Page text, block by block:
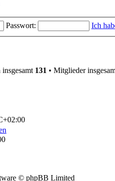
Passwort: Ich
insgesamt 131 • Mitglieder
© phpBB Limited